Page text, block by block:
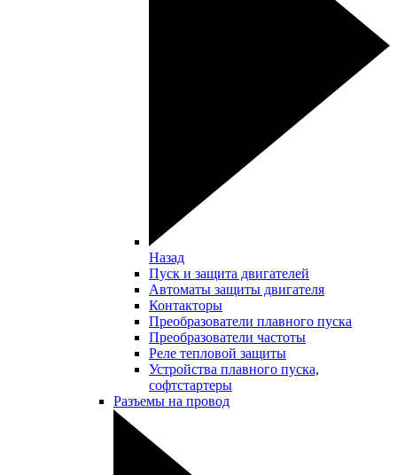
Назад
Пуск и защита двигателей
Автоматы защиты двигателя
Контакторы
Преобразователи плавного пуска
Преобразователи частоты
Реле тепловой защиты
Устройства плавного пуска,
софтстартеры
Разъемы на провод